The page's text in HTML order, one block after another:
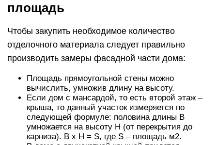
площадь
Чтобы закупить необходимое количество
отделочного материала следует правильно
производить замеры фасадной части дома:
Площадь прямоугольной стены можно
вычислить, умножив длину на высоту.
Если дом с мансардой, то есть второй этаж –
крыша, то данный участок измеряется по
следующей формуле: половина длины В
умножается на высоту Н (от перекрытия до
карниза). В х Н = S, где S – площадь м2.